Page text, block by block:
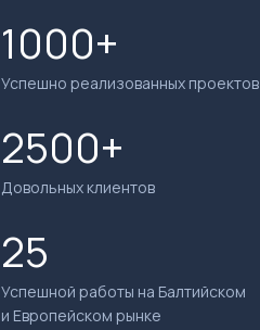
1000+
Успешно реализованных проектов
25
Успешной работы на Балтийском
и Европейском рынке
2500+
Довольных клиентов